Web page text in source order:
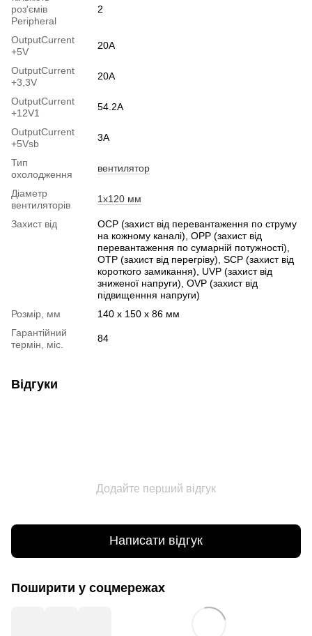
роз'ємів
Peripheral
2
OutputСurrent
+5V
20A
OutputСurrent
+3,3V
20A
OutputCurrent
+12V1
54.2A
OutputСurrent
+5Vsb
3А
Тип
охолодження
вентилятор
Діаметр
вентиляторів
1x120 мм
Захист від
OCP (захист від перевантаження по струму
на кожному каналі), OPP (захист від
перевантаження по сумарній потужності),
OTP (захист від перегріву), SCP (захист від
короткого замикання), UVP (захист від
зниженої напруги), OVP (захист від
підвищенння напруги)
Розмір, мм
140 х 150 х 86 мм
Гарантійний
термін, міс.
84
Відгуки
Додайте перший відгук
Написати відгук
Поширити у соцмережах